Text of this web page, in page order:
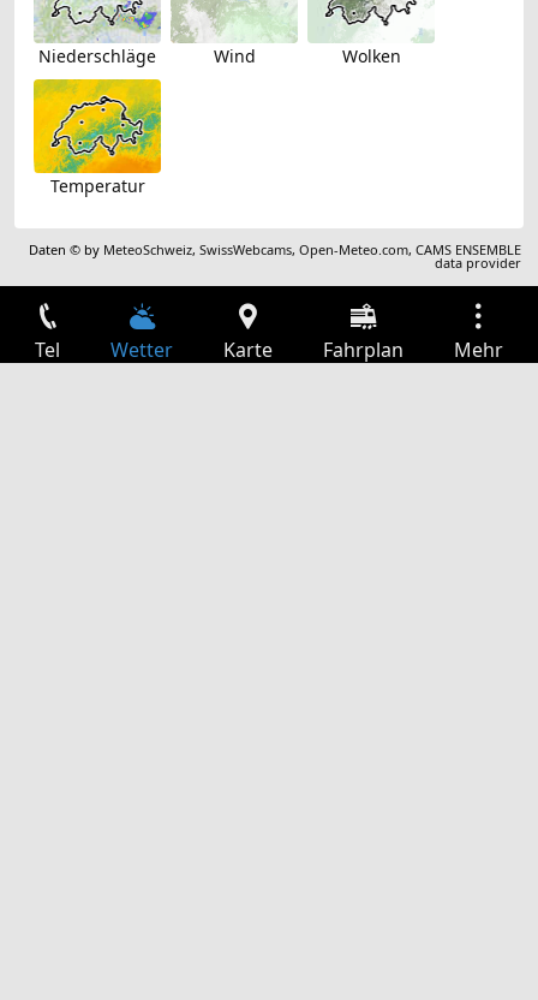
Niederschläge Wind Wolken
Temperatur
Daten © by MeteoSchweiz,SwissWebcams,Open-Meteo.com,CAMS ENSEMBLE
data provider
Tel Wetter Karte Fahrplan Mehr